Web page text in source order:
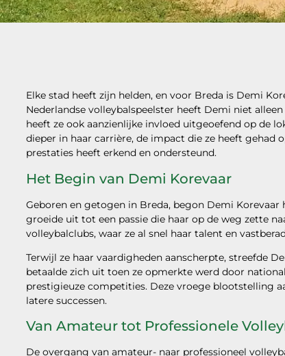
Elke stad heeft zijn helden, en voor Breda is Demi
Nederlandse volleybalspeelster heeft Demi niet
heeft ze ook aanzienlijke invloed uitgeoefend op de
dieper in haar carrière, de impact die ze heeft gehad
prestaties heeft erkend en ondersteund.
Het Begin van Demi Korevaar
Geboren en getogen in Breda, begon Demi
groeide uit tot een passie die haar op de weg zette
volleybalclubs, waar ze al snel haar talent en
Terwijl ze haar vaardigheden aanscherpte, streefde
betaalde zich uit toen ze opmerkte werd door
prestigieuze competities. Deze vroege blootstelling
latere successen.
Van Amateur tot Professionele
De overgang van amateur- naar professioneel